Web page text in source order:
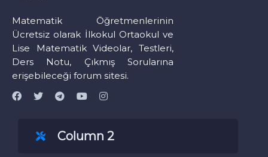
Matematik Öğretmenlerinin
Ücretsiz olarak İlkokul Ortaokul ve
Lise Matematik Videolar, Testleri,
Ders Notu, Çıkmış Sorularına
erişebileceği forum sitesi.
Column 2